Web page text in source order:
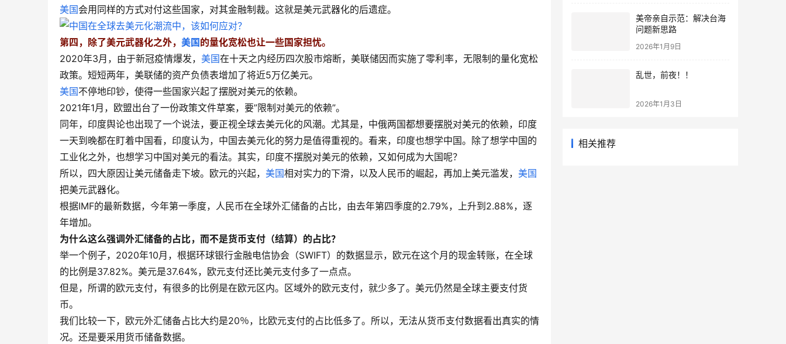
美国会用同样的方式对付这些国家，对其金融制裁。这就是美元武器化的后遗症。
第四，除了美元武器化之外， 美国 的量化宽松也让一些国家担忧。
2020年3月，由于新冠疫情爆发， 美国在十天之内经历四次股市熔断，美联储因而实施了零利率，无限制的量化宽松
政策。短短两年，美联储的资产负债表增加了将近5万亿美元。
美国不停地印钞，使得一些国家兴起了摆脱对美元的依赖。
2021年1月，欧盟出台了一份政策文件草案，要”限制对美元的依赖”。
同年，印度舆论也出现了一个说法，要正视全球去美元化的风潮。尤其是，中俄两国都想要摆脱对美元的依赖，印度
一天到晚都在盯着中国看，印度认为，中国去美元化的努力是值得重视的。看来，印度也想学中国。除了想学中国的
工业化之外，也想学习中国对美元的看法。其实，印度不摆脱对美元的依赖，又如何成为大国呢？
所以，四大原因让美元储备走下坡。欧元的兴起， 美国相对实力的下滑，以及人民币的崛起，再加上美元滥发， 美国
把美元武器化。
根据IMF的最新数据，今年第一季度，人民币在全球外汇储备的占比，由去年第四季度的2.79%，上升到2.88%，逐
年增加。
为什么这么强调外汇储备的占比，而不是货币支付（结算）的占比？
举一个例子，2020年10月，根据环球银行金融电信协会（SWIFT）的数据显示，欧元在这个月的现金转账，在全球
的比例是37.82%。美元是37.64%，欧元支付还比美元支付多了一点点。
但是，所谓的欧元支付，有很多的比例是在欧元区内。区域外的欧元支付，就少多了。美元仍然是全球主要支付货
币。
我们比较一下，欧元外汇储备占比大约是20％，比欧元支付的占比低多了。所以，无法从货币支付数据看出真实的情
况。还是要采用货币储备数据。
美帝亲自示范：解决台海
问题新思路
2026年1月9日
乱世，前夜！！
2026年1月3日
相关推荐